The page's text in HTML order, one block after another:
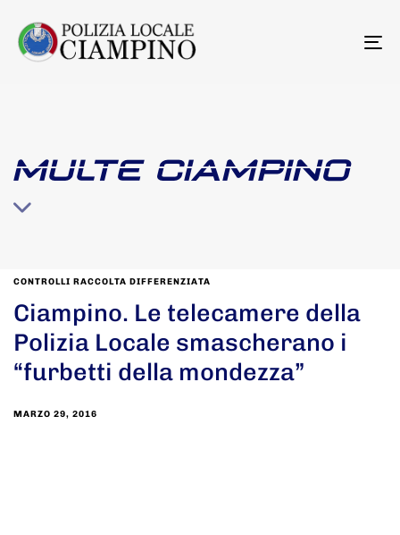
MULTE CIAMPINO
CONTROLLI RACCOLTA DIFFERENZIATA
Ciampino. Le telecamere della
Polizia Locale smascherano i
“furbetti della mondezza”
MARZO 29, 2016